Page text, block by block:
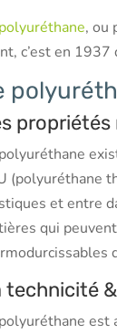
polyuréthane, ou
c’est en
(polyuréthane
et entre
qui
technicité
est